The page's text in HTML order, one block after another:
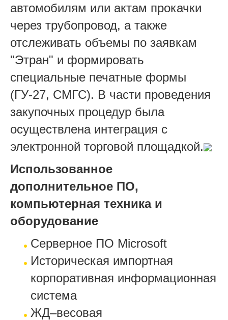
автомобилям или актам прокачки
через трубопровод, а также
отслеживать объемы по заявкам
"Этран" и формировать
специальные печатные формы
(ГУ-27, СМГС). В части проведения
закупочных процедур была
осуществлена интеграция с
электронной торговой площадкой.
Использованное
дополнительное ПО,
компьютерная техника и
оборудование
Серверное ПО Microsoft
Историческая импортная
корпоративная информационная
система
ЖД–весовая